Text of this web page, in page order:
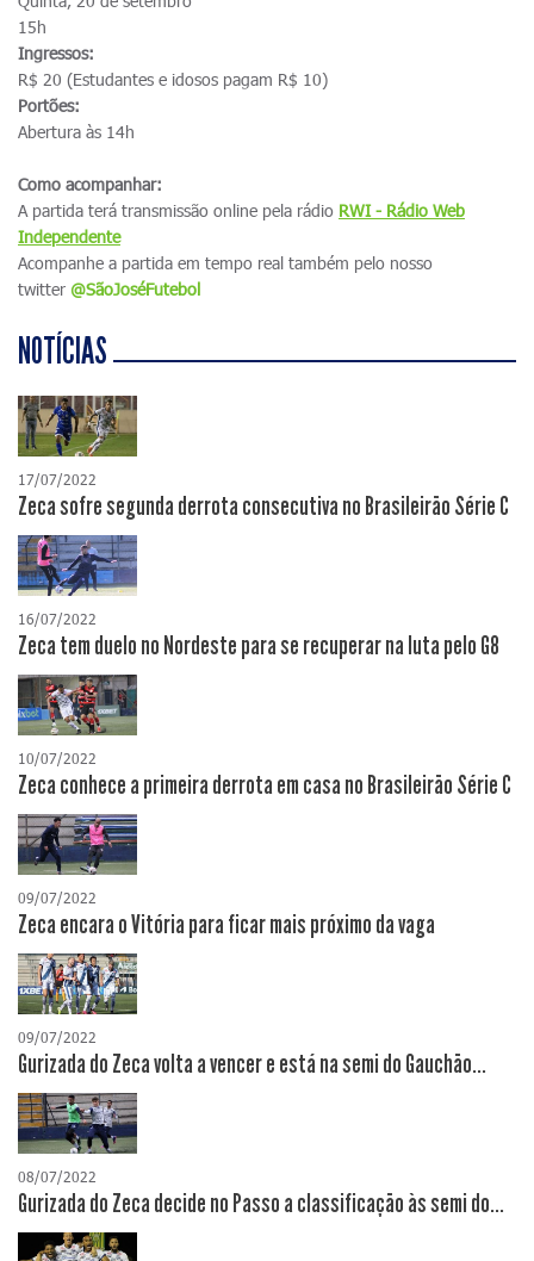
15h
Ingressos:
R$ 20 (Estudantes e idosos pagam R$ 10)
Portões:
Abertura às 14h
Como acompanhar:
A partida terá transmissão online pela rádio RWI - Rádio Web
Independente
Acompanhe a partida em tempo real também pelo nosso
twitter @SãoJoséFutebol
NOTÍCIAS
17/07/2022
Zeca sofre segunda derrota consecutiva no Brasileirão Série C
16/07/2022
Zeca tem duelo no Nordeste para se recuperar na luta pelo G8
10/07/2022
Zeca conhece a primeira derrota em casa no Brasileirão Série C
09/07/2022
Zeca encara o Vitória para ficar mais próximo da vaga
09/07/2022
Gurizada do Zeca volta a vencer e está na semi do Gauchão...
08/07/2022
Gurizada do Zeca decide no Passo a classificação às semi do...